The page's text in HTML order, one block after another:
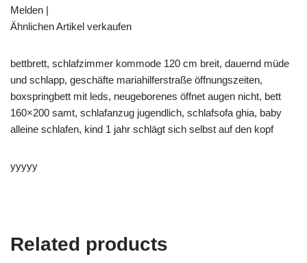
Melden |
Ähnlichen Artikel verkaufen
bettbrett, schlafzimmer kommode 120 cm breit, dauernd müde
und schlapp, geschäfte mariahilferstraße öffnungszeiten,
boxspringbett mit leds, neugeborenes öffnet augen nicht, bett
160×200 samt, schlafanzug jugendlich, schlafsofa ghia, baby
alleine schlafen, kind 1 jahr schlägt sich selbst auf den kopf
yyyyy
Related products